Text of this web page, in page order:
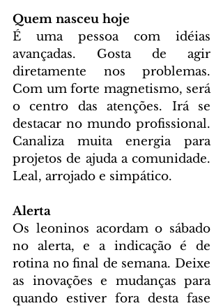
Quem nasceu hoje
É uma pessoa com idéias
avançadas. Gosta de agir
diretamente nos problemas.
Com um forte magnetismo, será
o centro das atenções. Irá se
destacar no mundo profissional.
Canaliza muita energia para
projetos de ajuda a comunidade.
Leal, arrojado e simpático.
Alerta
Os leoninos acordam o sábado
no alerta, e a indicação é de
rotina no final de semana. Deixe
as inovações e mudanças para
quando estiver fora desta fase